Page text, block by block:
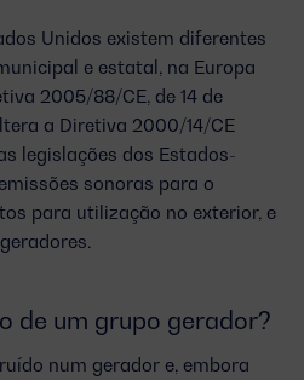
Unidos existem diferentes
e estatal, na Europa
2005/88/CE, de 14 de
a Diretiva 2000/14/CE
legislações dos Estados-
sonoras para o
para utilização no exterior, e
de um grupo gerador?
num gerador e, embora